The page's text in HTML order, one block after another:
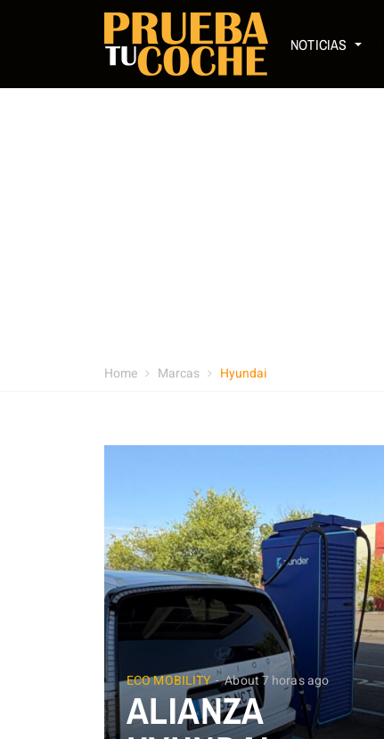
NOTICIAS
Home Marcas Hyundai
ECO MOBILITY About 7 horas ago
ALIANZA